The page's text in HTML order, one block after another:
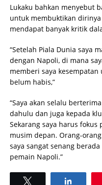
Lukaku bahkan menyebut
untuk membuktikan
mendapat banyak kritik
“Setelah Piala Dunia saya
dengan Napoli, di mana
memberi saya
belum habis,”
“Saya akan selalu
dahulu dan juga kepada
Sekarang saya harus
musim depan. Orang-
saya sangat senang
pemain Napoli.”